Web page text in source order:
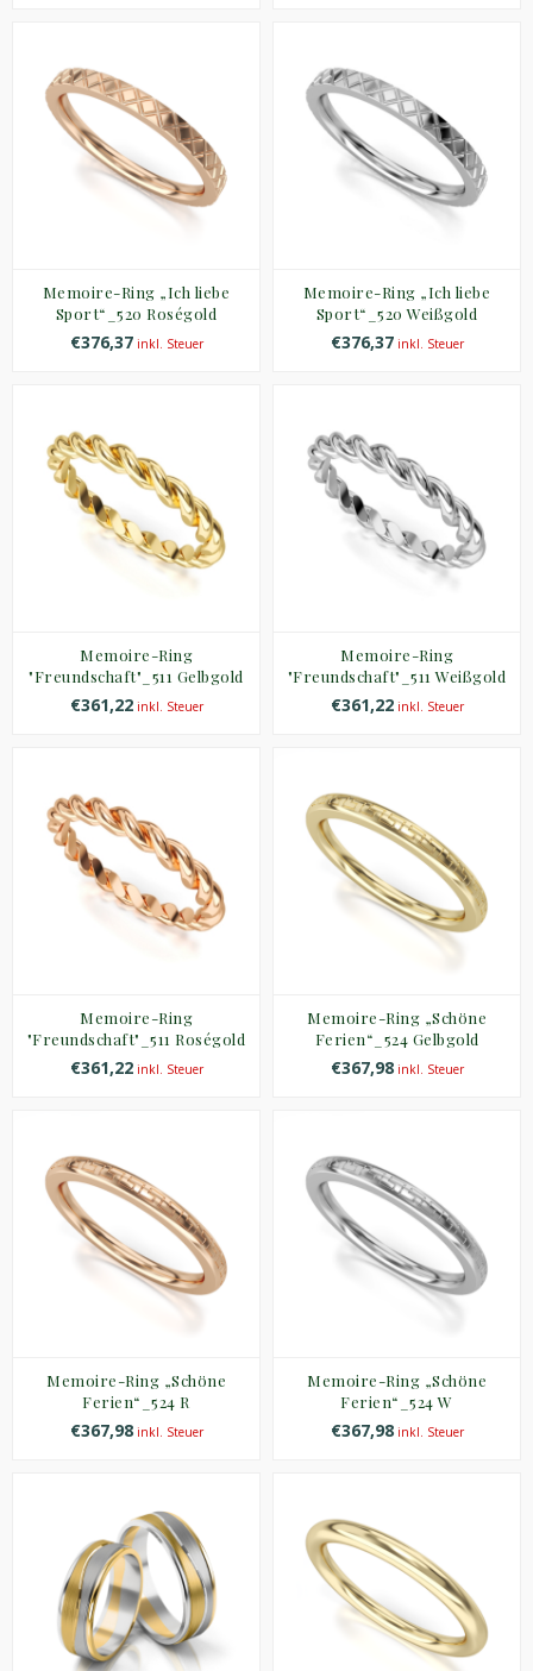
Memoire-Ring „Ich liebe
Sport“_520 Roségold
€376,37inkl. Steuer
Memoire-Ring „Ich liebe
Sport“_520 Weißgold
€376,37inkl. Steuer
Memoire-Ring
"Freundschaft"_511 Gelbgold
€361,22inkl. Steuer
Memoire-Ring
"Freundschaft"_511 Weißgold
€361,22inkl. Steuer
Memoire-Ring
"Freundschaft"_511 Roségold
€361,22inkl. Steuer
Memoire-Ring „Schöne
Ferien“_524 Gelbgold
€367,98inkl. Steuer
Memoire-Ring „Schöne
Ferien“_524 R
€367,98inkl. Steuer
Memoire-Ring „Schöne
Ferien“_524 W
€367,98inkl. Steuer